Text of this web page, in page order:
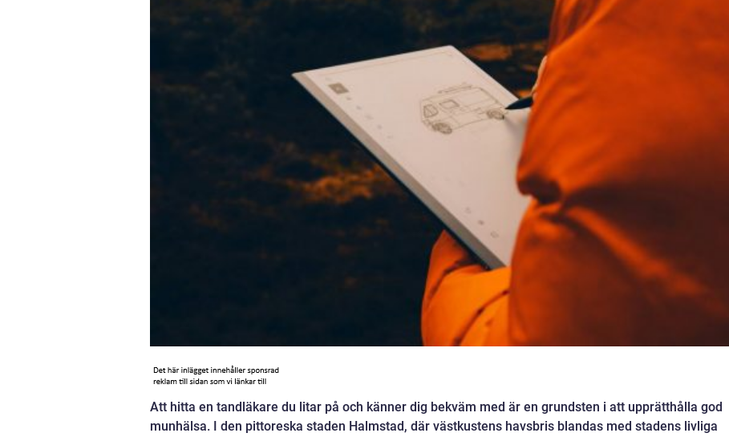
Att hitta en tandläkare du litar på och känner dig bekväm med är en grundsten i att upprätthålla god
munhälsa. I den pittoreska staden Halmstad, där västkustens havsbris blandas med stadens livliga